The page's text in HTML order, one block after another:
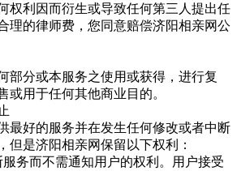
权利因而衍生或导致任何第三人提出任
理的律师费，您同意赔偿济阳相亲网公
部分或本服务之使用或获得，进行复
或用于任何其他商业目的。
最好的服务并在发生任何修改或者中断
但是济阳相亲网保留以下权利：
务而不需通知用户的权利。用户接受